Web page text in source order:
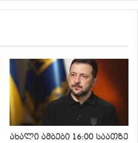
ახალი ამბები 16:00 საათზე